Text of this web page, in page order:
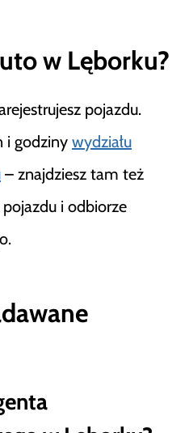
w Lęborku?
pojazdu.
i godziny wydziału
– znajdziesz tam też
i odbiorze